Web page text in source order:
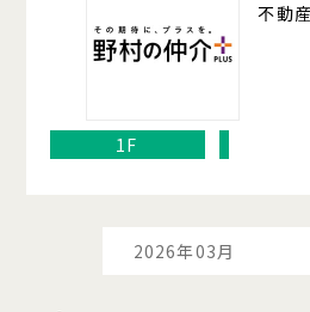
不動
1F
2026年03月